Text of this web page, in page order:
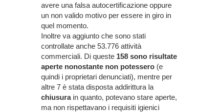
avere una falsa autocertificazione oppure
un non valido motivo per essere in giro in
quel momento.
Inoltre va aggiunto che sono stati
controllate anche 53.776 attività
commerciali. Di queste 158 sono risultate
aperte nonostante non potessero (e
quindi i proprietari denunciati), mentre per
altre 7 è stata disposta addirittura la
chiusurain quanto, potevano stare aperte,
ma non rispettavano i requisiti igienici